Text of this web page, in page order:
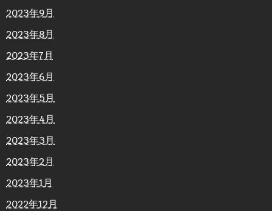
2023年9月
2023年8月
2023年7月
2023年6月
2023年5月
2023年4月
2023年3月
2023年2月
2023年1月
2022年12月